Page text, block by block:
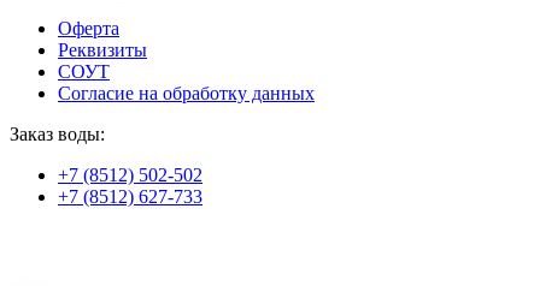
Оферта
Реквизиты
СОУТ
Согласие на обработку данных
Заказ воды:
+7 (8512) 502-502
+7 (8512) 627-733